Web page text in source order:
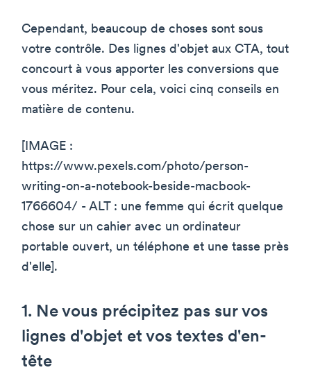
Cependant, beaucoup de choses sont sous
votre contrôle. Des lignes d'objet aux CTA, tout
concourt à vous apporter les conversions que
vous méritez. Pour cela, voici cinq conseils en
matière de contenu.
[IMAGE :
https://www.pexels.com/photo/person-
writing-on-a-notebook-beside-macbook-
1766604/ - ALT : une femme qui écrit quelque
chose sur un cahier avec un ordinateur
portable ouvert, un téléphone et une tasse près
d'elle].
1. Ne vous précipitez pas sur vos
lignes d'objet et vos textes d'en-
tête